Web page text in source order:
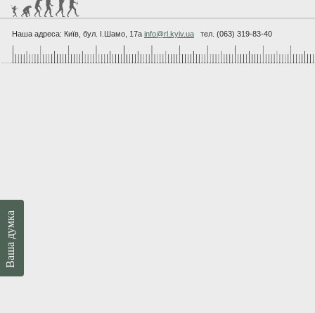
Наша адреса: Київ, бул. I.Шамо, 17а info@rl.kyiv.ua тел. (063) 319-83-40
Ваша думка